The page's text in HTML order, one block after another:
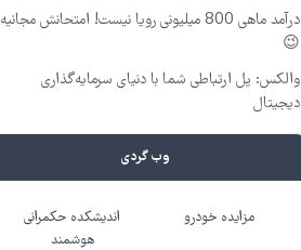
درآمد ماهی 800 میلیونی رویا نیست! امتحانش مجانیه
😉
والکس: پل ارتباطی شما با دنیای سرمایه‌گذاری
دیجیتال
وب گردی
مزایده خودرو
اندیشکده حکمرانی
هوشمند